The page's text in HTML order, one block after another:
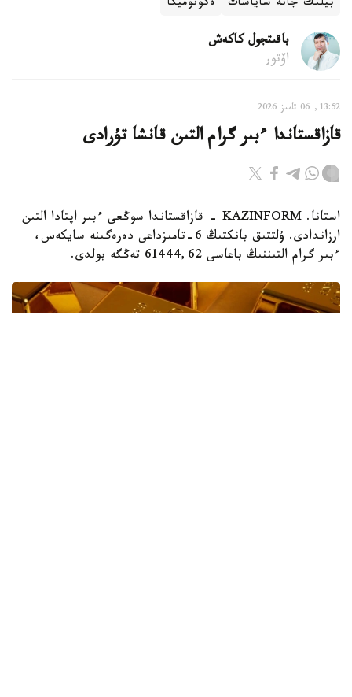
باقىتجول كاكەش
اۆتور
13:52, 06 تامىز 2026
قازاقستاندا ءبىر گرام التىن قانشا تۇرادى
استانا. KAZINFORM - قازاقستاندا سوڭعى ءبىر اپتادا التىن
ارزاندادى. ۇلتتىق بانكتىڭ 6-تامىزداعى دەرەگىنە سايكەس،
ءبىر گرام التىننىڭ باعاسى 61444,62 تەڭگە بولدى.